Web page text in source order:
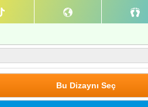
Bu Dizaynı Seç